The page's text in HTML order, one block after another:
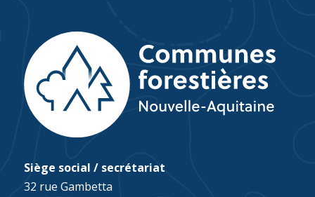
Siège social / secrétariat
32 rue Gambetta